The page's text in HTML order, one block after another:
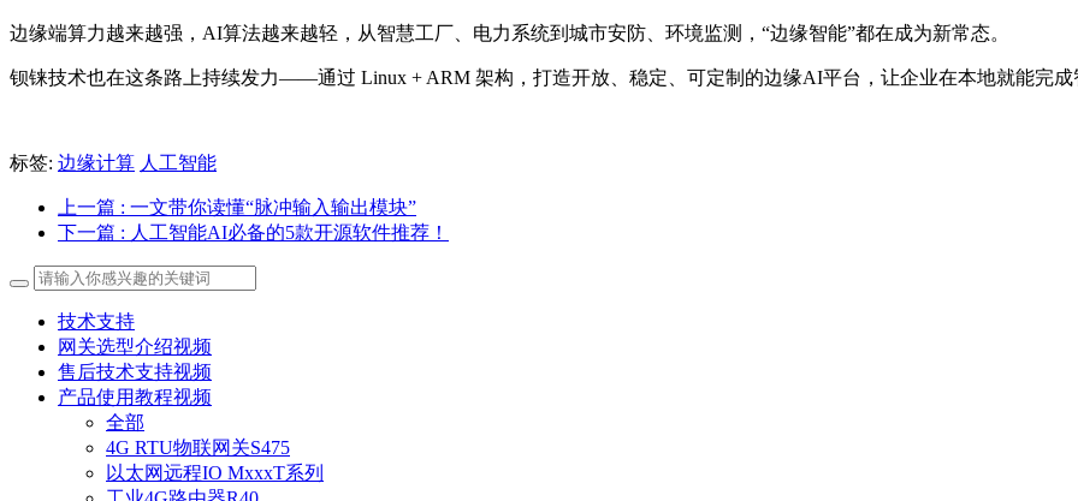
边缘端算力越来越强，AI算法越来越轻， 从智慧工厂、电力系统到城市安防、环境监测， “边缘智能”都在成为新常态。
钡铼技术也在这条路上持续发力——通过 Linux + ARM 架构，打造开放、稳定、可定制的边缘AI平台， 让企业在本地就能完
标签: 边缘计算 人工智能
上一篇 : 一文带你读懂“脉冲输入输出模块”
下一篇 : 人工智能AI必备的5款开源软件推荐！
技术支持
网关选型介绍视频
售后技术支持视频
产品使用教程视频
全部
4G RTU物联网关S475
以太网远程IO MxxxT系列